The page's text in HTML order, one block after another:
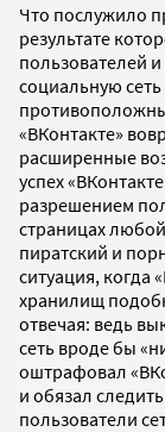
Что послужило
результате
пользователей
социальную сеть
«ВКонтакте»
расширенные
успех
разрешением
страницах
пиратский и
ситуация, когда
хранилищ
отвечая: ведь
сеть вроде бы
оштрафовал
и обязал
пользователи